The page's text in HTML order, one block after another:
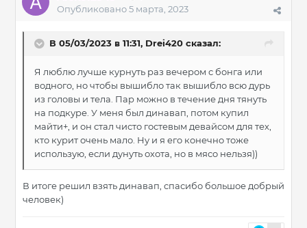
Опубликовано5 марта, 2023
В 05/03/2023 в 11:31, Drei420 сказал:
Я люблю лучше курнуть раз вечером с бонга или
водного, но чтобы вышибло так вышибло всю дурь
из головы и тела. Пар можно в течение дня тянуть
на подкуре. У меня был динавап, потом купил
майти+, и он стал чисто гостевым девайсом для тех,
кто курит очень мало. Ну и я его конечно тоже
использую, если дунуть охота, но в мясо нельзя))
В итоге решил взять динавап, спасибо большое добрый
человек)